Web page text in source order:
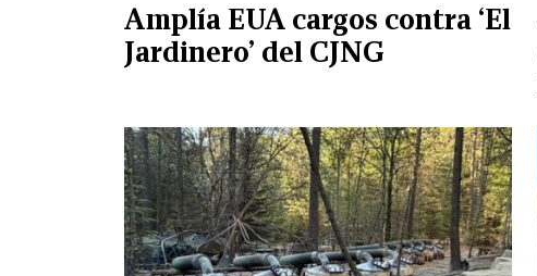
Amplía EUA cargos contra ‘El
Jardinero’ del CJNG